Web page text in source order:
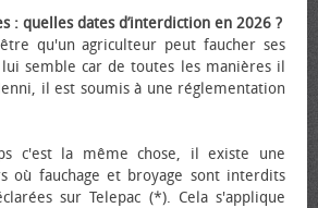
: quelles dates d’interdiction en 2026 ?
qu'un agriculteur peut faucher ses
semble car de toutes les manières il
il est soumis à une réglementation
c'est la même chose, il existe une
où fauchage et broyage sont interdits
sur Telepac (*). Cela s'applique